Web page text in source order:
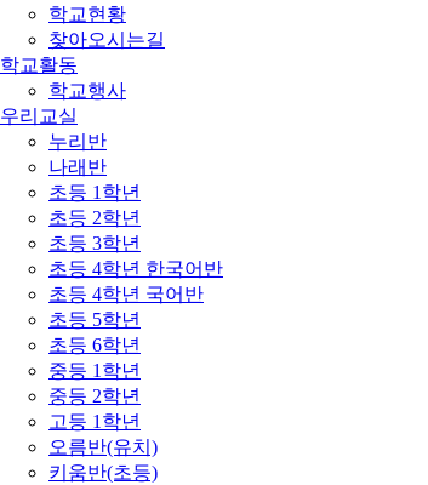
학교현황
찾아오시는길
학교활동
학교행사
우리교실
누리반
나래반
초등 1학년
초등 2학년
초등 3학년
초등 4학년 한국어반
초등 4학년 국어반
초등 5학년
초등 6학년
중등 1학년
중등 2학년
고등 1학년
오름반(유치)
키움반(초등)